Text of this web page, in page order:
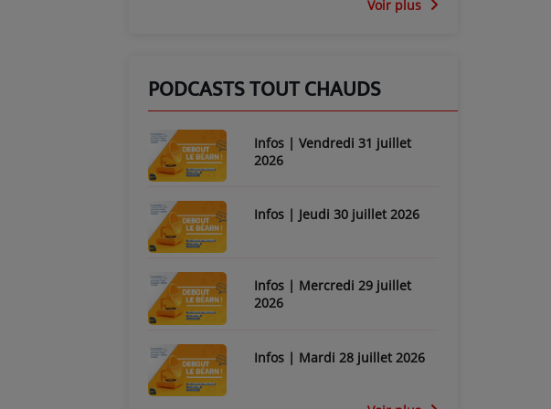
Voir plus
PODCASTS TOUT CHAUDS
Infos | Vendredi 31 juillet
2026
Infos | Jeudi 30 juillet 2026
Infos | Mercredi 29 juillet
2026
Infos | Mardi 28 juillet 2026